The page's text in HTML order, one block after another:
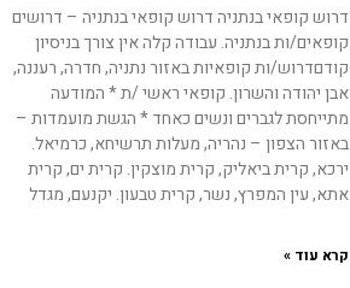
דרוש קופאי בנתניה דרוש קופאי בנתניה – דרושים
קופאים/ות בנתניה. עבודה קלה אין צורך בניסיון
קודםדרוש/ות קופאיות באזור נתניה, חדרה, רעננה,
אבן יהודה והשרון. קופאי ראשי /ת * המודעה
מתייחסת לגברים ונשים כאחד * הגשת מועמדות –
באזור הצפון – נהריה, מעלות תרשיחא, כרמיאל.
ירכא, קרית ביאליק, קרית מוצקין. קרית ים, קרית
אתא, עין המפרץ, נשר, קרית טבעון. יקנעם, מגדל
קרא עוד »